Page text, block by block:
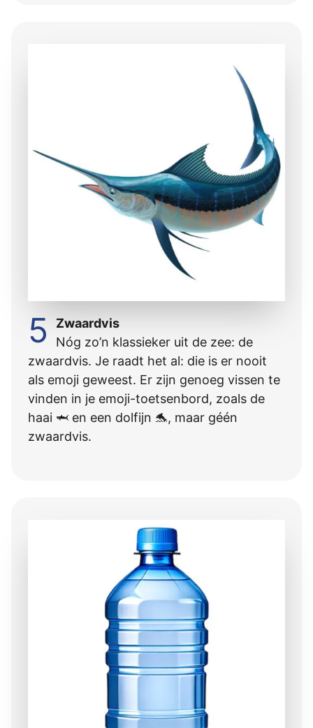
5
Zwaardvis
Nóg zo’n klassieker uit de zee: de
zwaardvis. Je raadt het al: die is er nooit
als emoji geweest. Er zijn genoeg vissen te
vinden in je emoji-toetsenbord, zoals de
haai 🦈 en een dolfijn 🐬, maar géén
zwaardvis.